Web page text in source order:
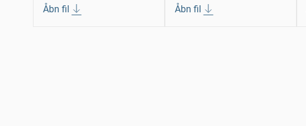
Åbn fil Åbn fil